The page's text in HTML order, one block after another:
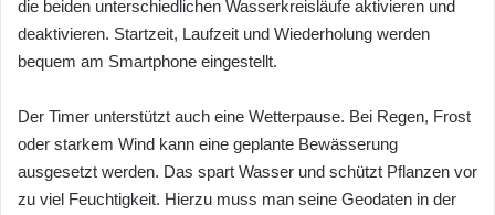
die beiden unterschiedlichen Wasserkreisläufe aktivieren und
deaktivieren. Startzeit, Laufzeit und Wiederholung werden
bequem am Smartphone eingestellt.
Der Timer unterstützt auch eine Wetterpause. Bei Regen, Frost
oder starkem Wind kann eine geplante Bewässerung
ausgesetzt werden. Das spart Wasser und schützt Pflanzen vor
zu viel Feuchtigkeit. Hierzu muss man seine Geodaten in der